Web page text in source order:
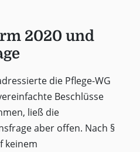
2020 und
die Pflege-WG
Beschlüsse
ließ die
aber offen. Nach §
keinem